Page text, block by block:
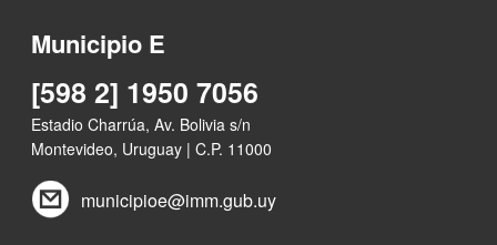
Municipio E
[598 2] 1950 7056
Estadio Charrúa, Av. Bolivia s/n
Montevideo, Uruguay | C.P. 11000
municipioe@imm.gub.uy